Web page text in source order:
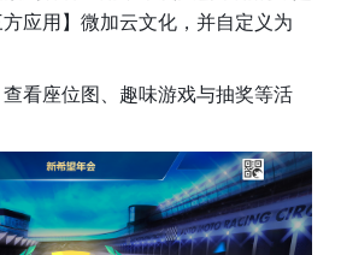
方应用】微加云文化，并自定义为
看座位图、趣味游戏与抽奖等活